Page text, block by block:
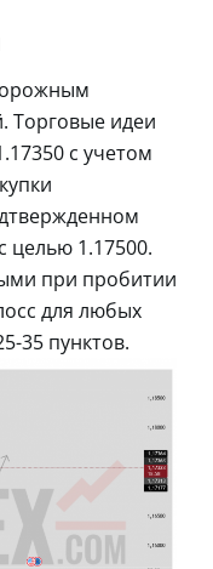
Торговые идеи
с учетом
целью 1.17500.
при пробитии
для любых
35 пунктов.